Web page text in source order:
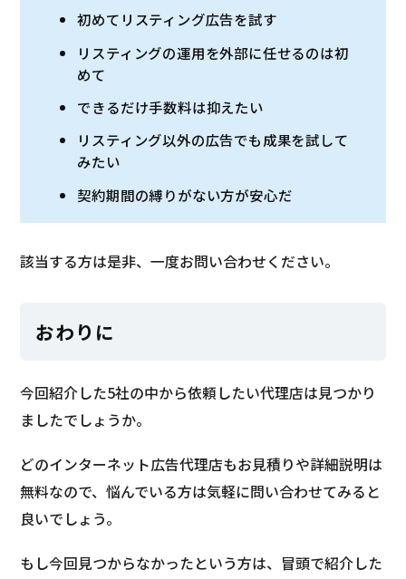
初めてリスティング広告を試す
リスティングの運用を外部に任せるのは初
めて
できるだけ手数料は抑えたい
リスティング以外の広告でも成果を試して
みたい
契約期間の縛りがない方が安心だ
該当する方は是非、一度お問い合わせください。
おわりに
今回紹介した5社の中から依頼したい代理店は見つかり
ましたでしょうか。
どのインターネット広告代理店もお見積りや詳細説明は
無料なので、悩んでいる方は気軽に問い合わせてみると
良いでしょう。
もし今回見つからなかったという方は、冒頭で紹介した